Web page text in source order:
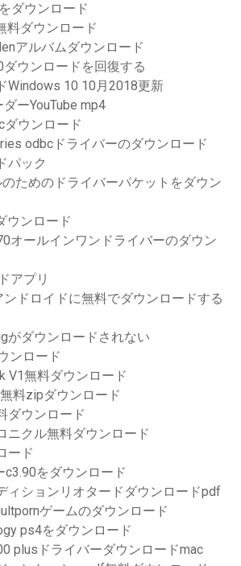
ダウンロード
料ダウンロード
アルバムダウンロード
ウンロードを回復する
Windows 10 10月2018更新
ーYouTube mp4
ダウンロード
odbcドライバーのダウンロード
パック
ためのドライバーパケットをダウン
ウンロード
オールインワンドライバーのダウン
アプリ
ンドロイドに無料でダウンロードする
がダウンロードされない
ンロード
V1無料ダウンロード
料zipダウンロード
ダウンロード
ニクル無料ダウンロード
ード
c3.90をダウンロード
ィションリオタードダウンロードpdf
ゲームのダウンロード
ps4をダウンロード
plusドライバーダウンロードmac